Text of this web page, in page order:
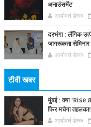
अनाउंसमेंट
आर्यावर्त डेस्क
दरभंगा : लैंगिक
जागरूकता सेमिनार
आर्यावर्त डेस्क
टीवी खबर
मुंबई : क्या ‘Rise
फिर मचेगा तहलका!
आर्यावर्त डेस्क